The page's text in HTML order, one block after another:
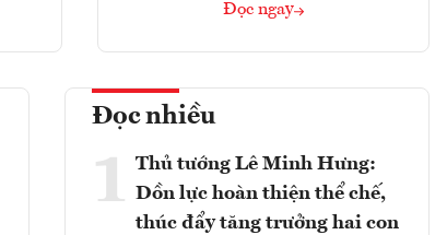
Đọc ngay
Đọc nhiều
1 Thủ tướng Lê Minh Hưng:
Dồn lực hoàn thiện thể chế,
thúc đẩy tăng trưởng hai con